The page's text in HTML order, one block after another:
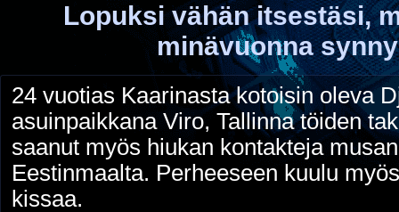
Lopuksi vähän itsestäsi,
minävuonna
24 vuotias Kaarinasta kotoisin oleva
asuinpaikkana Viro, Tallinna töiden
saanut myös hiukan kontakteja
Eestinmaalta. Perheeseen kuulu
kissaa.